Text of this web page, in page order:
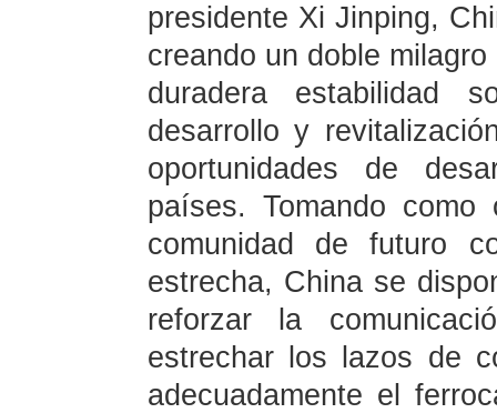
presidente Xi Jinping,
creando un doble
duradera estabilidad
desarrollo y
oportunidades de
países. Tomando
comunidad de futuro
estrecha, China se
reforzar la
estrechar los lazos de
adecuadamente el